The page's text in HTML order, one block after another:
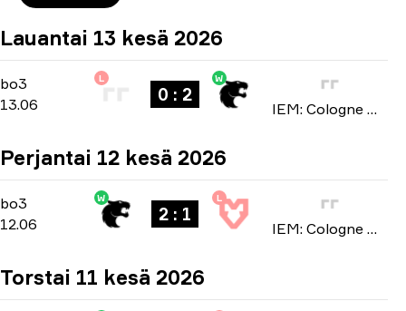
Lauantai 13 kesä 2026
bo3
bo3
13.06
L
0 : 2
W
IEM: Cologne Major 2026
Perjantai 12 kesä 2026
bo3
bo3
12.06
W
2 : 1
L
IEM: Cologne Major 2026
Torstai 11 kesä 2026